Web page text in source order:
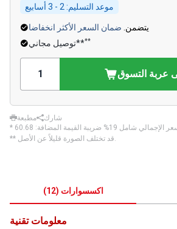
موعد التسليم:
يتضمن. ضمان السعر الأكثر انخفاضا
توصيل مجاني****
عربة التسوق
مطبعة
شارك
19% ضريبة القيمة المضافة:
** قد تختلف الصورة قليلاً عن الأصل.
اكسسوارات (
12
)
معلومات تقنية